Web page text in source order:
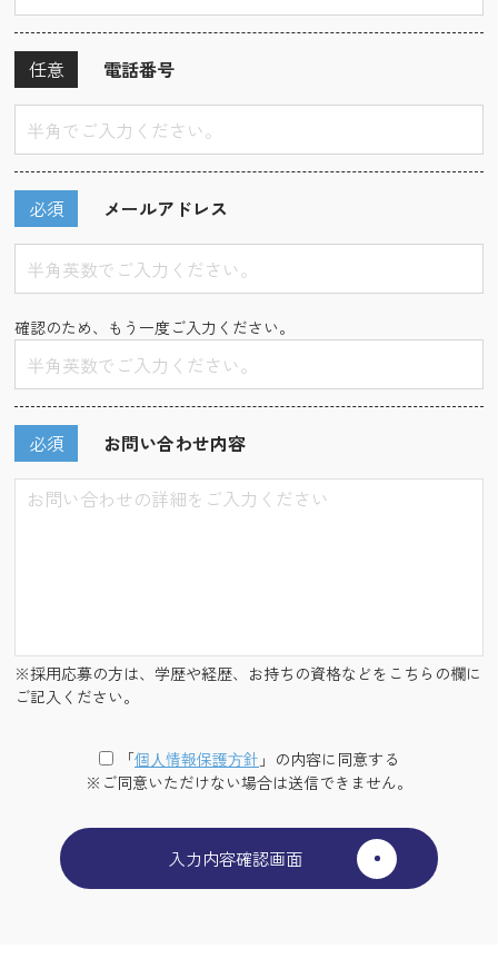
電話番号
任意
メールアドレス
必須
確認のため、もう一度ご入力ください。
お問い合わせ内容
必須
※採用応募の方は、学歴や経歴、お持ちの資格などをこちらの欄に
ご記入ください。
「個⼈情報保護⽅針 」の内容に同意する
※ご同意いただけない場合は送信できません。